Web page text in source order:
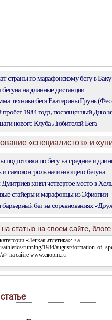
страны по марафонскому бегу в Баку
на длинные дистанции
техники бега Екатерины Грунь
1984 года, посвященный Дню
нового Клуба Любителей Бега
«специалистов» и
по бегу на средние и
самоконтроль начинающего бегуна
занял четвертое место в
стайеры и марафонцы из Эфиопии
бег на соревнованиях
статью на своем сайте,